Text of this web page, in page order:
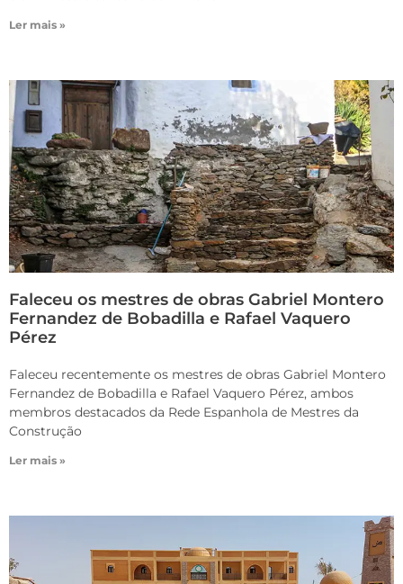
Ler mais »
Faleceu os mestres de obras Gabriel Montero
Fernandez de Bobadilla e Rafael Vaquero
Pérez
Faleceu recentemente os mestres de obras Gabriel Montero
Fernandez de Bobadilla e Rafael Vaquero Pérez, ambos
membros destacados da Rede Espanhola de Mestres da
Construção
Ler mais »